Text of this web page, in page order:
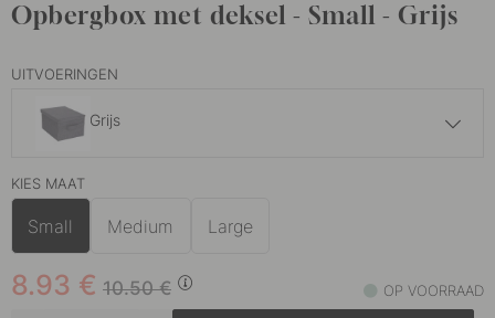
Opbergbox met deksel - Small - Grijs
UITVOERINGEN
Grijs
KIES MAAT
Small Medium Large
10.50€
8.93 € OP VOORRAAD